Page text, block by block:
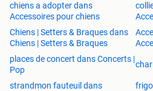
chiens a adopter dans
Accessoires pour chiens
Chiens | Setters & Braques dans
Chiens | Setters & Braques
places de concert dans Concerts |
Pop
strandmon fauteuil dans